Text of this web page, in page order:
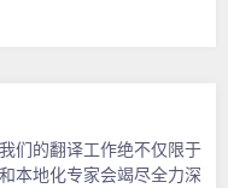
们的翻译工作绝不仅限于
本地化专家会竭尽全力深